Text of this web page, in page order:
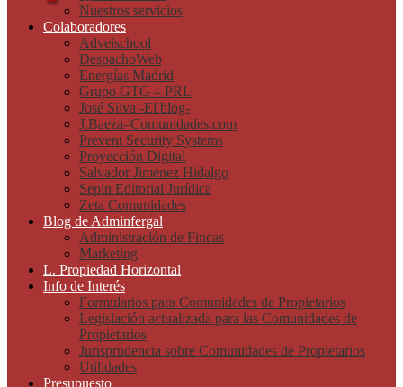
Nuestros servicios
Colaboradores
Adveischool
DespachoWeb
Energías Madrid
Grupo GTG – PRL
José Silva -El blog-
J.Baeza–Comunidades.com
Prevent Security Systems
Proyección Digital
Salvador Jiménez Hidalgo
Sepin Editorial Jurídica
Zeta Comunidades
Blog de Adminfergal
Administración de Fincas
Marketing
L. Propiedad Horizontal
Info de Interés
Formularios para Comunidades de Propietarios
Legislación actualizada para las Comunidades de
Propietarios
Jurisprudencia sobre Comunidades de Propietarios
Utilidades
Presupuesto